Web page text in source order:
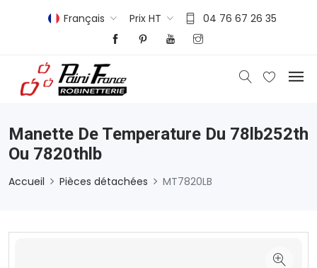
Français Prix HT 04 76 67 26 35
Manette De Temperature Du 78lb252th
Ou 7820thlb
Accueil Pièces détachées MT7820LB